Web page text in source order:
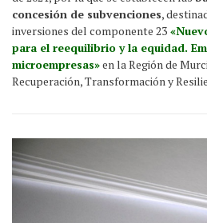
concesión de subvenciones,
inversiones del componente 23
para el reequilibrio y la equidad.
microempresas»en la Región de
Recuperación, Transformación y